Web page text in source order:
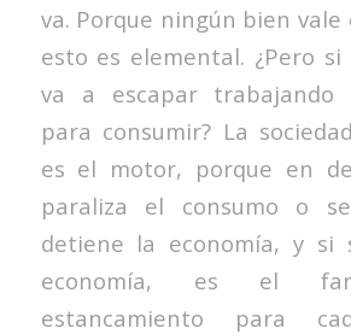
va. Porque ningún bien vale
esto es elemental. ¿Pero
va a escapar trabajando
para consumir? La
es el motor, porque en
paraliza el consumo o
detiene la economía, y si
economía, es el
estancamiento para